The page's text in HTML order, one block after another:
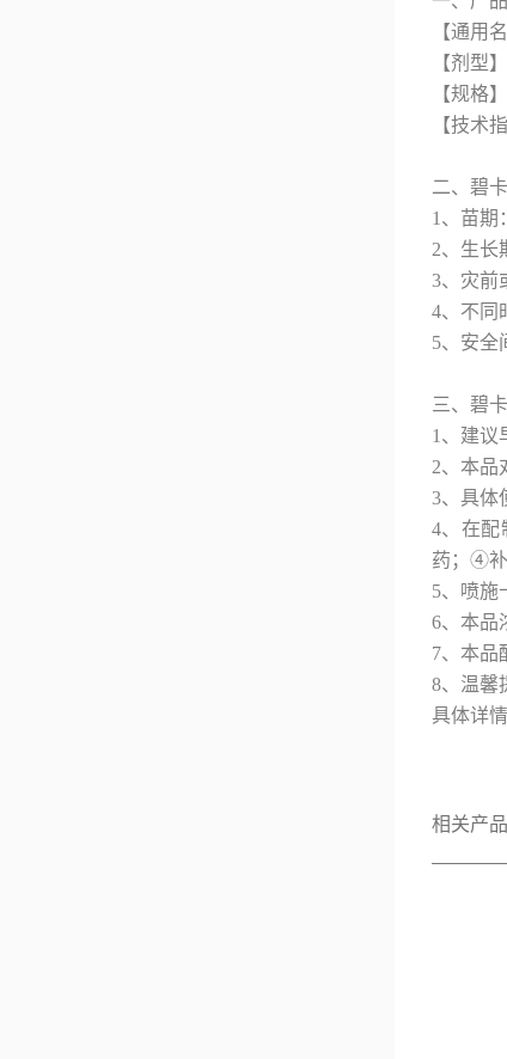
【通用
【剂型
【规格
【技术
二、碧
1、苗期
2、生长
3、灾前
4、不同
5、安全
三、碧
1、建议
2、本品
3、具体
4、在
药；④补
5、喷施
6、本品
7、本品
8、温馨
具体详
相关产品